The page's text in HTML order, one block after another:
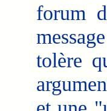
forum
tolère